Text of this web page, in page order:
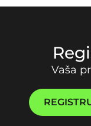
Vaša